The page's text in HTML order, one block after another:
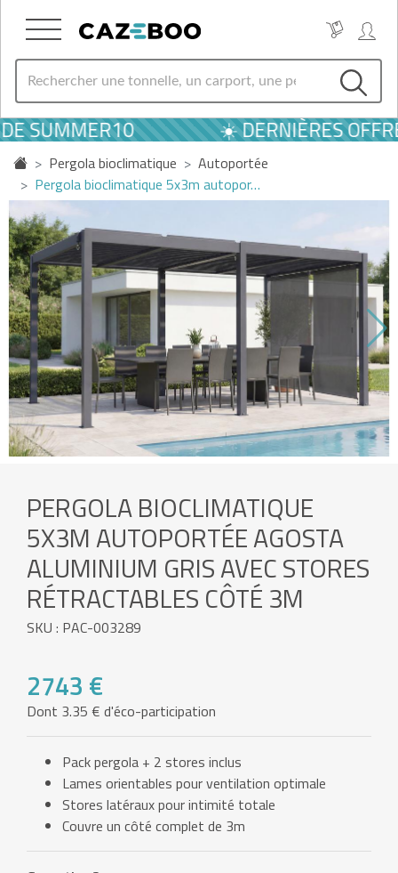
SUMMER10 ☀️ DERNIÈRES
Pergola bioclimatique
Autoportée
Pergola bioclimatique 5x3m autopor…
PERGOLA BIOCLIMATIQUE
5X3M AUTOPORTÉE AGOSTA
ALUMINIUM GRIS AVEC STORES
RÉTRACTABLES CÔTÉ 3M
SKU : PAC-003289
2743 €
Dont 3.35 € d'éco-participation
Pack pergola + 2 stores inclus
Lames orientables pour ventilation optimale
Stores latéraux pour intimité totale
Couvre un côté complet de 3m